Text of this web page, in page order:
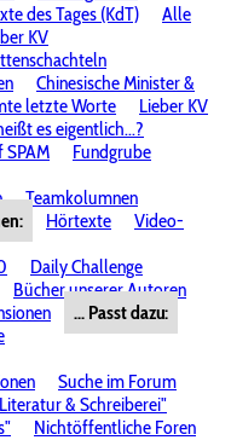
des Tages (KdT)
Alle
KV
Chinesische Minister &
letzte Worte
Lieber KV
es eigentlich...?
SPAM
Fundgrube
Teamkolumnen
Hörtexte
Video-
Daily Challenge
Bücher unserer Autoren
... Passt dazu:
Suche im Forum
& Schreiberei"
Nichtöffentliche Foren